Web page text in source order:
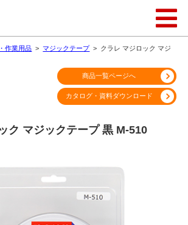
作業用品 >マジックテープ> クラレ マジロック マジ
ク マジックテープ 黒 M-510
商品一覧ページへ
カタログ・資料ダウンロード